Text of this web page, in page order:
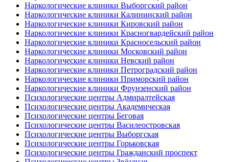
Наркологические клиники Выборгский район
Наркологические клиники Калининский район
Наркологические клиники Кировский район
Наркологические клиники Красногвардейский район
Наркологические клиники Красносельский район
Наркологические клиники Московский район
Наркологические клиники Невский район
Наркологические клиники Петроградский район
Наркологические клиники Приморский район
Наркологические клиники Фрунзенский район
Психологические центры Адмиралтейская
Психологические центры Академическая
Психологические центры Беговая
Психологические центры Василеостровская
Психологические центры Выборгская
Психологические центры Горьковская
Психологические центры Гражданский проспект